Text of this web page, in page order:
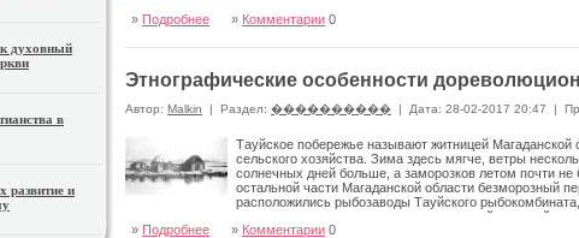
духовный
в
развитие и
» Подробнее » Комментарии 0
Этнографические особенности
Автор: Malkin | Раздел: ���������� | Дата: 28-02-2017 20:47 |
Тауйское побережье называют житницей Магаданской
сель­ского хозяйства. Зима здесь мягче, ветры
солнечных дней больше, а заморозков летом почти
остальной части Магаданской области безморозный
расположились рыбозаводы Тауйского
делениями является основным поставщиком сельскохозяйственной
» Подробнее » Комментарии 0